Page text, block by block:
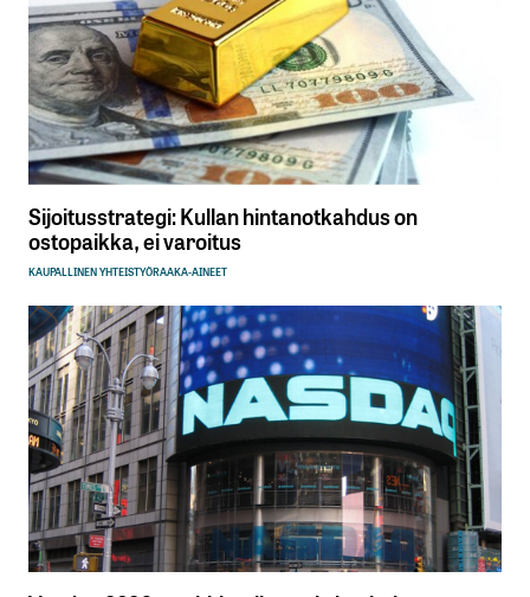
Sijoitusstrategi: Kullan hintanotkahdus on
ostopaikka, ei varoitus
KAUPALLINEN YHTEISTYÖRAAKA-AINEET